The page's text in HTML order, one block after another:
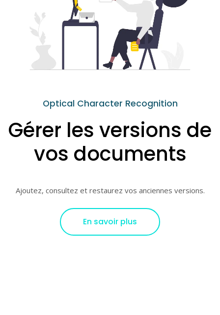
Optical Character Recognition
Gérer les versions de
vos documents
Ajoutez, consultez et restaurez vos anciennes versions.
En savoir plus